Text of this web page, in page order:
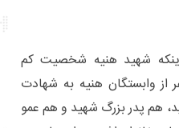
شهید هنیه شخصیت کم
از وابستگان هنیه به شهادت
هم پدر بزرگ شهید و هم عمو